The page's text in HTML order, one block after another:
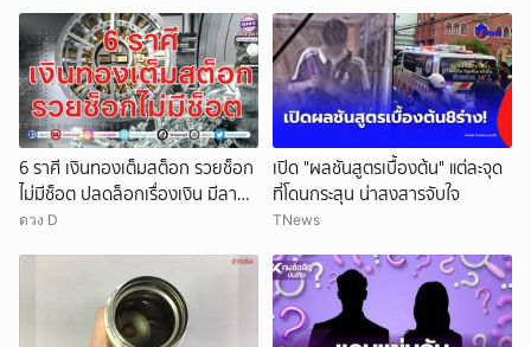
6 ราศี เงินทองเต็มสต็อก รวยช็อก
ไม่มีช็อต ปลดล็อกเรื่องเงิน มีลาภ
ลอยจ่อคิว
ดวง D
เปิด "ผลชันสูตรเบื้องต้น" แต่ละจุด
ที่โดนกระสุน น่าสงสารจับใจ
TNews